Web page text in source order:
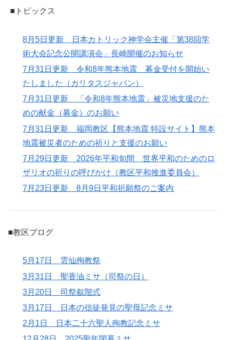
■トピックス
8月5日更新 日本カトリック神学会主催「第38回学
術大会記念公開講演会」長崎開催のお知らせ
7月31日更新 令和8年熊本地震 募金受付を開始い
たしました（カリタスジャパン）
7月31日更新 「令和8年熊本地震」被災地支援のた
めの献金（募金）のお願い
7月31日更新 福岡教区【熊本地震 特設サイト】熊本
地震被災者のための祈りと支援のお願い
7月29日更新 2026年平和旬間 世界平和のためのロ
ザリオの祈りの呼びかけ（教区平和推進委員会）
7月23日更新 8月9日平和祈願祭のご案内
■教区ブログ
5月17日 雲仙殉教祭
3月31日 聖香油ミサ（司祭の日）
3月20日 司祭叙階式
3月17日 日本の信徒発見の聖母記念ミサ
2月1日 日本二十六聖人殉教記念ミサ